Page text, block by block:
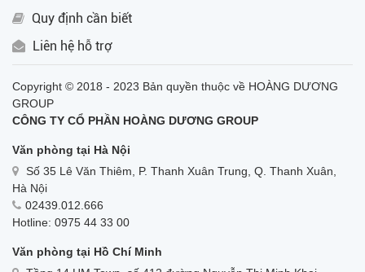
Quy định cần biết
Liên hệ hỗ trợ
Copyright © 2018 - 2023 Bản quyền thuộc về HOÀNG DƯƠNG
GROUP
CÔNG TY CỔ PHẦN HOÀNG DƯƠNG GROUP
Văn phòng tại Hà Nội
Số 35 Lê Văn Thiêm, P. Thanh Xuân Trung, Q. Thanh Xuân,
Hà Nội
02439.012.666
Hotline: 0975 44 33 00
Văn phòng tại Hồ Chí Minh